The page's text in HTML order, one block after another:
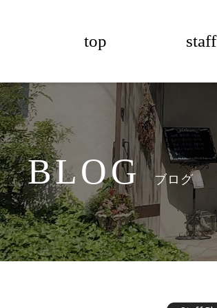
top staff
BLOG ブログ